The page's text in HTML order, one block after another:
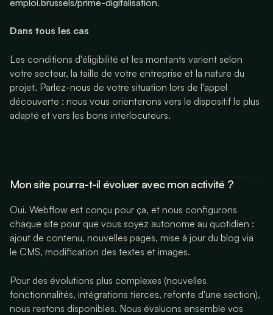
Dans tous les cas
Les conditions d'éligibilité et les montants varient selon
votre secteur, la taille de votre entreprise et la nature du
projet. Parlez-nous de votre situation lors de l'appel
découverte : nous vous orienterons vers le dispositif le plus
adapté et vers les bons interlocuteurs.
Mon site pourra-t-il évoluer avec mon activité ?
Oui. Webflow est conçu pour ça, et nous configurons
chaque site pour que vous soyez autonome au quotidien :
ajout de contenu, nouvelles pages, mise à jour du blog via
le CMS, modification des textes et images.
Pour des évolutions plus complexes (nouvelles
fonctionnalités, intégrations tierces, refonte d'une section),
nous restons disponibles. Nous évaluons ensemble vos